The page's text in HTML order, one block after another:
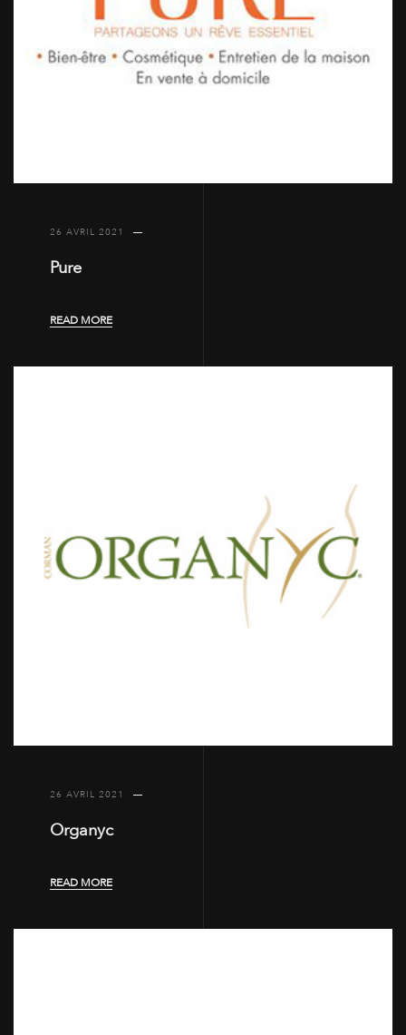
26 AVRIL 2021
Pure
READ MORE
26 AVRIL 2021
Organyc
READ MORE